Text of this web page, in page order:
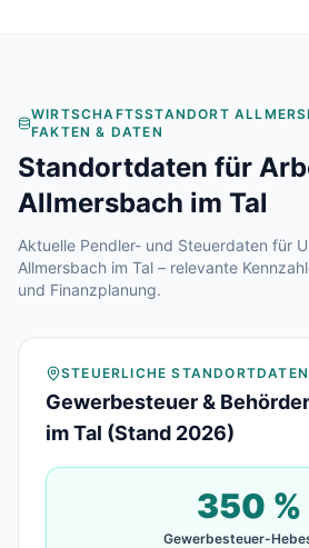
WIRTSCHAFTSSTANDORT
FAKTEN & DATEN
Standortdaten für
Allmersbach im Tal
Aktuelle Pendler- und Steuerdaten für
Allmersbach im Tal – relevante
und Finanzplanung.
STEUERLICHE STANDORTDATEN
Gewerbesteuer &
im Tal (Stand 2026)
350 %
Gewerbesteuer-